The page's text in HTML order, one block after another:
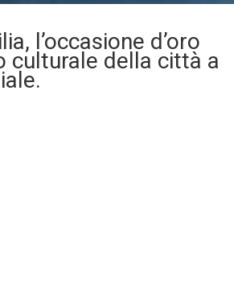
l’occasione d’oro
culturale della città a